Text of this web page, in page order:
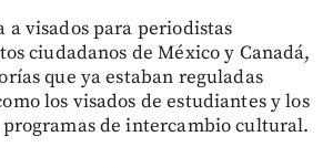
a visados para periodistas
ciudadanos de México y Canadá,
que ya estaban reguladas
los visados de estudiantes y los
de intercambio cultural.